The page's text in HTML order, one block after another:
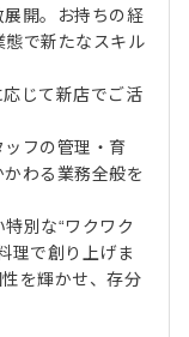
開。お持ちの経
で新たなスキル
じて新店でご活
フの管理・育
わる業務全般を
別な“ワクワク
理で創り上げま
を輝かせ、存分